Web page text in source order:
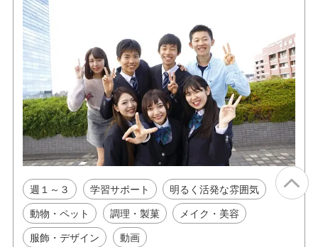
週１～３ 学習サポート 明るく活発な雰囲気
動物・ペット 調理・製菓 メイク・美容
服飾・デザイン 動画